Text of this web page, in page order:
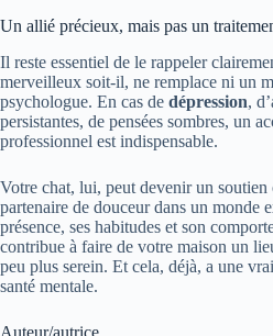
Un allié précieux, mais pas un
Il reste essentiel de le rappeler
merveilleux soit-il, ne remplace ni un
psychologue. En cas de dépression,
persistantes, de pensées sombres, un
professionnel est indispensable.
Votre chat, lui, peut devenir un
partenaire de douceur dans un monde
présence, ses habitudes et son
contribue à faire de votre maison un
peu plus serein. Et cela, déjà, a une
santé mentale.
Auteur/autrice